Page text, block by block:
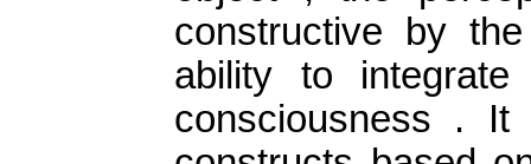
constructive by
ability to integrate
consciousness . It